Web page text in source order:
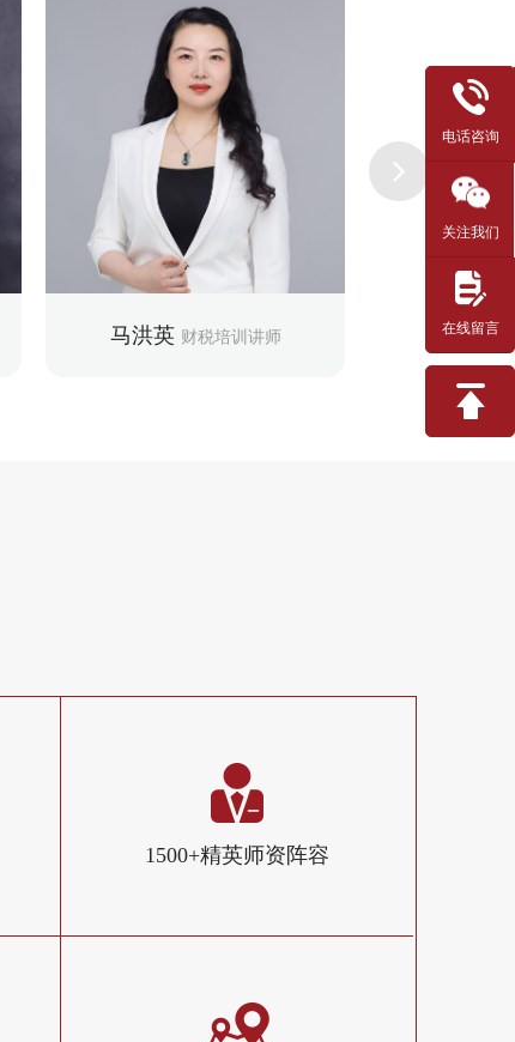
马洪英 财税培训讲师
马洪英
财税培训讲师
24年工作经验 8年工作经验
教学理念：以经验为基础 以多样化学习
为载体
教学擅长：土地增值税、企业所得税、
个人所得税、研发费加计扣除等
唐玉
高
25年工作经
教学理念：服
土地增值税、增
划、税务稽查
1500+精英师资阵容
电话咨询
关注我们
在线留言